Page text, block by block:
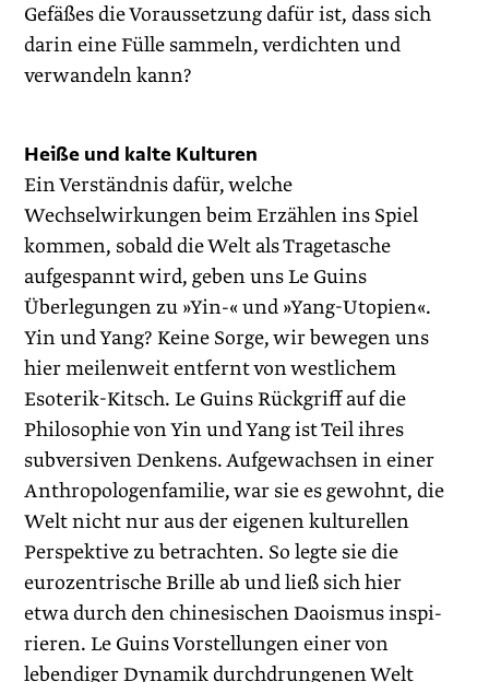
Gefäßes die Voraussetzung dafür ist, dass sich
darin eine Fülle sammeln, verdichten und
verwandeln kann?
Heiße und kalte Kulturen
Ein Verständnis dafür, welche
Wechselwirkungen beim Erzählen ins Spiel
kommen, sobald die Welt als Tragetasche
aufgespannt wird, geben uns Le Guins
Überlegungen zu »Yin-« und »Yang-­Utopien«.
Yin und Yang? Keine Sorge, wir bewegen uns
hier meilenweit entfernt von westlichem
Esoterik-Kitsch. Le Guins Rückgriff auf die
Philosophie von Yin und Yang ist Teil ihres
subversiven Denkens. Aufgewachsen in einer
Anthropologenfamilie, war sie es gewohnt, die
Welt nicht nur aus der eigenen kulturellen
Perspektive zu betrachten. So legte sie die
eurozentrische Brille ab und ließ sich hier
etwa durch den chinesischen Daoismus inspi­
rieren. Le Guins Vorstellungen einer von
lebendiger Dynamik durchdrungenen Welt